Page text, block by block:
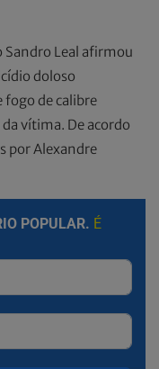
Sandro Leal afirmou
doloso
fogo de calibre
vítima. De acordo
por Alexandre
POPULAR. É